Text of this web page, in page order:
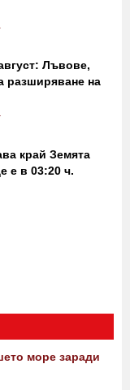
Лъвове,
разширяване на
край Земята
е в 03:20 ч.
море заради